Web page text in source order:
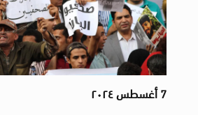
7 أغسطس ٢٠٢٤